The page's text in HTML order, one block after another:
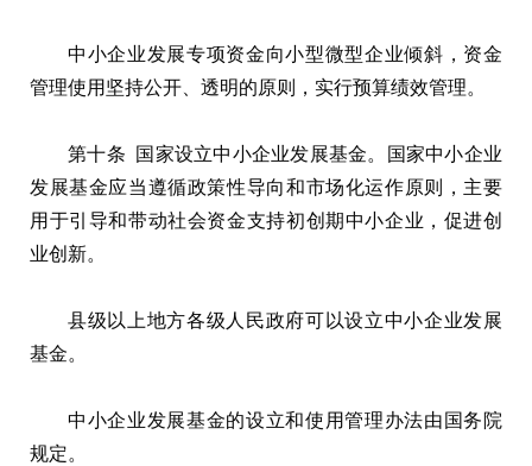
中小企业发展专项资金向小型微型企业倾斜，资金
管理使用坚持公开、透明的原则，实行预算绩效管理。
第十条 国家设立中小企业发展基金。国家中小企业
发展基金应当遵循政策性导向和市场化运作原则，主要
用于引导和带动社会资金支持初创期中小企业，促进创
业创新。
县级以上地方各级人民政府可以设立中小企业发展
基金。
中小企业发展基金的设立和使用管理办法由国务院
规定。